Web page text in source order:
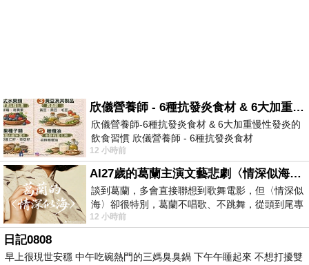
欣儀營養師 - 6種抗發炎食材 & 6大加重慢性發炎的飲食習慣
欣儀營養師-6種抗發炎食材 & 6大加重慢性發炎的
飲食習慣 欣儀營養師 - 6種抗發炎食材
https://www.facebook.com/photo/?fbid=147
12 小時前
AI27歲的葛蘭主演文藝悲劇〈情深似海〉 #戀上老電影 #葛蘭 #粟子
談到葛蘭，多會直接聯想到歌舞電影，但〈情深似
海〉卻很特別，葛蘭不唱歌、不跳舞，從頭到尾專
心演戲。拍攝期間，經常工作超過12個鐘
12 小時前
日記0808
早上很現世安穩 中午吃碗熱門的三媽臭臭鍋 下午午睡起來 不想打擾雙